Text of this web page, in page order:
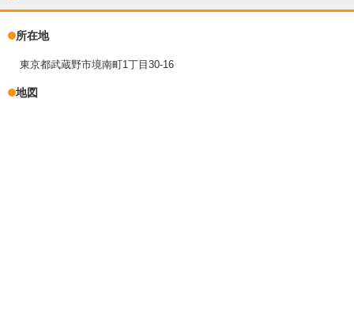
所在地
東京都武蔵野市境南町1丁目30-16
地図